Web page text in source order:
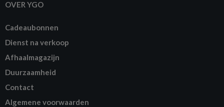
OVER YGO
Cadeaubonnen
Dienst na verkoop
Afhaalmagazijn
Duurzaamheid
Contact
Algemene voorwaarden